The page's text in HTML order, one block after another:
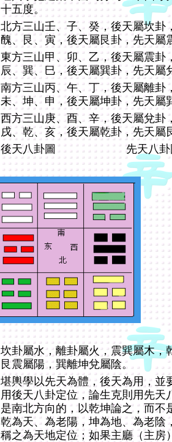
十五度。
北方三山壬、子、癸，後天屬坎
醜、艮、寅，後天屬艮卦，先天屬
東方三山甲、卯、乙，後天屬震
辰、巽、巳，後天屬巽卦，先天屬
南方三山丙、午、丁，後天屬離
未、坤、申，後天屬坤卦，先天屬
西方三山庚、酉、辛，後天屬兌
戌、乾、亥，後天屬乾卦，先天屬
後天八卦圖 先天八卦
坎卦屬水，離卦屬火，震巽屬木，
艮震屬陽，巽離坤兌屬陰。
堪輿學以先天為體，後天為用，並
用後天八卦定位，論生克則用先天
是南北方向的，以乾坤論之，而不
乾為天、為老陽，坤為地、為老陰
稱之為天地定位；如果主廳（主房